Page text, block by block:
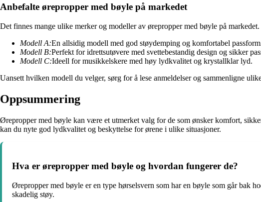
Anbefalte ørepropper med bøyle på markedet
Det finnes mange ulike merker og modeller av ørepropper med bøyle på
Modell A:En allsidig modell med god støydemping og komfortabel
Modell B:Perfekt for idrettsutøvere med svettebestandig design og sikker
Modell C:Ideell for musikkelskere med høy lydkvalitet og krystallklar lyd.
Uansett hvilken modell du velger, sørg for å lese anmeldelser og sammenligne
Oppsummering
Ørepropper med bøyle kan være et utmerket valg for de som ønsker komfort,
kan du nyte god lydkvalitet og beskyttelse for ørene i ulike situasjoner.
Hva er ørepropper med bøyle og hvordan fungerer de?
Ørepropper med bøyle er en type hørselsvern som har en bøyle som går bak
skadelig støy.